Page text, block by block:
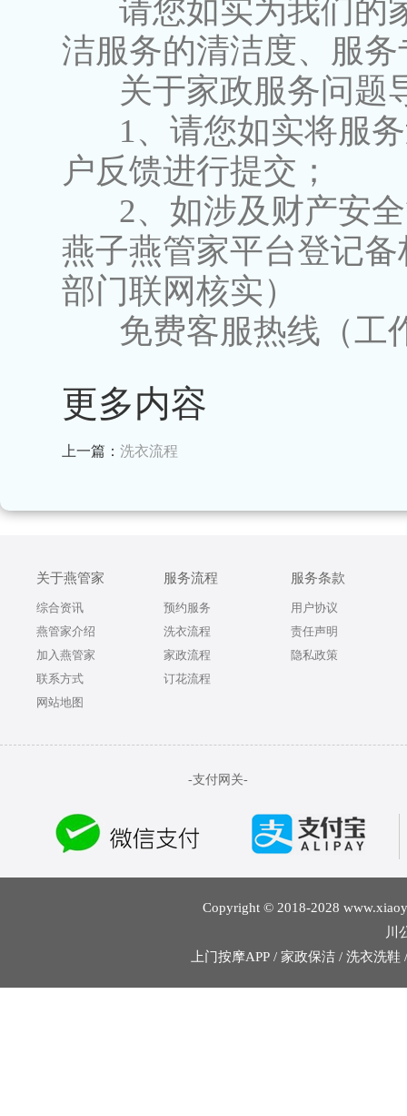
请您如实为我们的
洁服务的清洁度、服
关于家政服务问题
1、请您如实将服务
户反馈进行提交；
2、如涉及财产安全
燕子燕管家平台登记
部门联网核实）
免费客服热线（工作
更多内容
上一篇： 洗衣流程
关于燕管家
综合资讯
燕管家介绍
加入燕管家
联系方式
网站地图
服务流程
预约服务
洗衣流程
家政流程
订花流程
服务条款
用户协议
责任声明
隐私政策
-支付网关-
Copyright © 2018-2028
川
上门按摩APP/ 家政保洁/ 洗衣洗鞋